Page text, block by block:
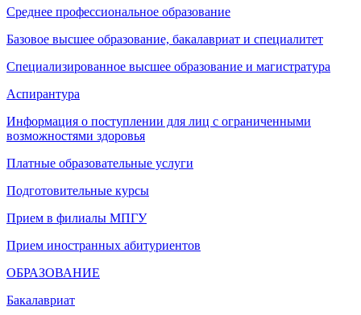
Среднее профессиональное образование
Базовое высшее образование, бакалавриат и специалитет
Специализированное высшее образование и магистратура
Аспирантура
Информация о поступлении для лиц с ограниченными
возможностями здоровья
Платные образовательные услуги
Подготовительные курсы
Прием в филиалы МПГУ
Прием иностранных абитуриентов
ОБРАЗОВАНИЕ
Бакалавриат